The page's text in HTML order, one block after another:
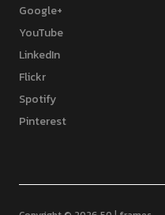
Google+
YouTube
LinkedIn
Flickr
Spotify
Pinterest